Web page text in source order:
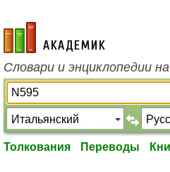
academic.ru
Словари и энциклопедии
Толкования Переводы